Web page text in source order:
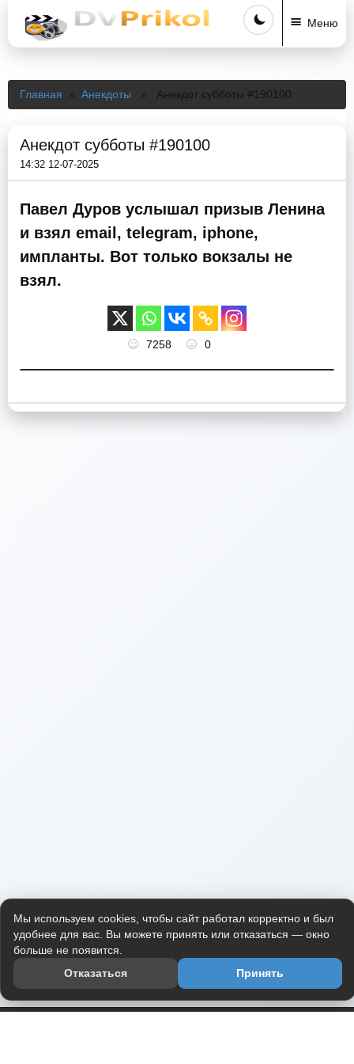
Меню
Главная » Анекдоты » Анекдот субботы #190100
Анекдот субботы #190100
14:32 12-07-2025
Павел Дуров услышал призыв Ленина
и взял email, telegram, iphone,
импланты. Вот только вокзалы не
взял.
7258 0
Мы используем cookies, чтобы сайт работал корректно и был
удобнее для вас. Вы можете принять или отказаться — окно
больше не появится.
Отказаться
Принять